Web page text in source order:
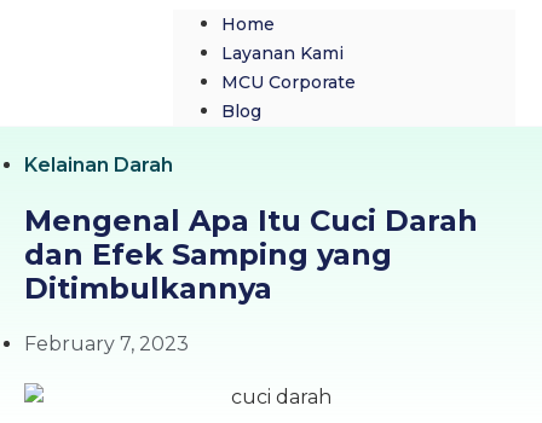
Home
Layanan Kami
MCU Corporate
Blog
Kelainan Darah
Mengenal Apa Itu Cuci Darah
dan Efek Samping yang
Ditimbulkannya
February 7, 2023